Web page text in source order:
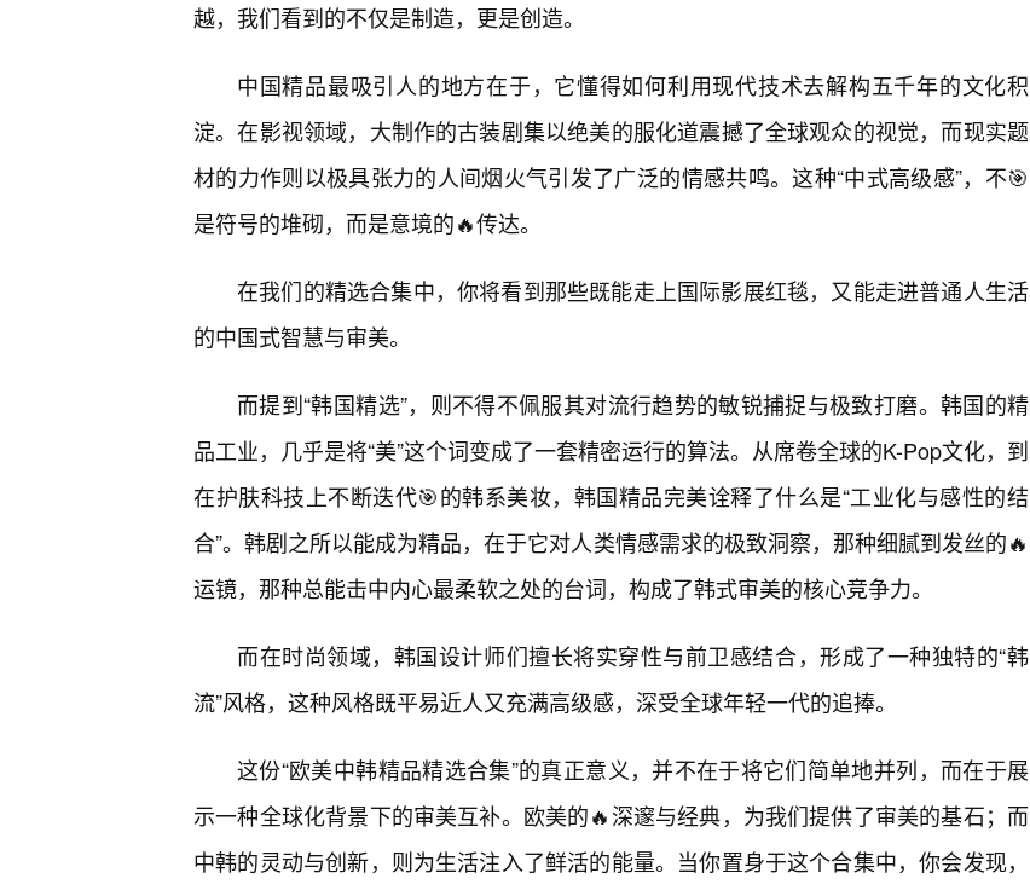
越，我们看到的不仅是制造，更是创造。
中国精品最吸引人的地方在于，它懂得如何利用现代技术去解构五千年的文化积
淀。在影视领域，大制作的古装剧集以绝美的服化道震撼了全球观众的视觉，而现实题
材的力作则以极具张力的人间烟火气引发了广泛的情感共鸣。这种“中式高级感”，不🎯
是符号的堆砌，而是意境的🔥传达。
在我们的精选合集中，你将看到那些既能走上国际影展红毯，又能走进普通人生活
的中国式智慧与审美。
而提到“韩国精选”，则不得不佩服其对流行趋势的敏锐捕捉与极致打磨。韩国的精
品工业，几乎是将“美”这个词变成了一套精密运行的算法。从席卷全球的K-Pop文化，到
在护肤科技上不断迭代🎯的韩系美妆，韩国精品完美诠释了什么是“工业化与感性的结
合”。韩剧之所以能成为精品，在于它对人类情感需求的极致洞察，那种细腻到发丝的🔥
运镜，那种总能击中内心最柔软之处的台词，构成了韩式审美的核心竞争力。
而在时尚领域，韩国设计师们擅长将实穿性与前卫感结合，形成了一种独特的“韩
流”风格，这种风格既平易近人又充满高级感，深受全球年轻一代的追捧。
这份“欧美中韩精品精选合集”的真正意义，并不在于将它们简单地并列，而在于展
示一种全球化背景下的审美互补。欧美的🔥深邃与经典，为我们提供了审美的基石；而
中韩的灵动与创新，则为生活注入了鲜活的能量。当你置身于这个合集中，你会发现，